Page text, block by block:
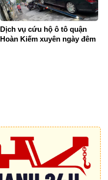
Dịch vụ cứu hộ ô tô quận
Hoàn Kiếm xuyên ngày đêm